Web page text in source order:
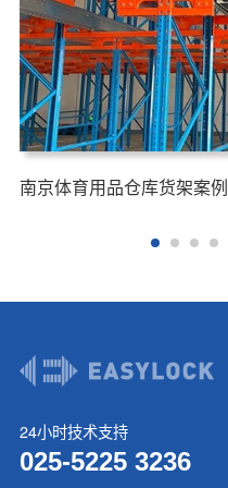
南京体育用品仓库货架案例
24小时技术支持
025-5225 3236